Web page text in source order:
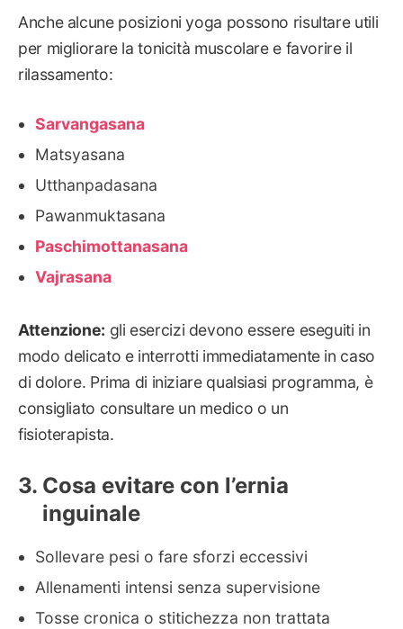
Anche alcune posizioni yoga possono risultare utili
per migliorare la tonicità muscolare e favorire il
rilassamento:
Sarvangasana
Matsyasana
Utthanpadasana
Pawanmuktasana
Paschimottanasana
Vajrasana
Attenzione: gli esercizi devono essere eseguiti in
modo delicato e interrotti immediatamente in caso
di dolore. Prima di iniziare qualsiasi programma, è
consigliato consultare un medico o un
fisioterapista.
Cosa evitare con l’ernia
inguinale
Sollevare pesi o fare sforzi eccessivi
Allenamenti intensi senza supervisione
Tosse cronica o stitichezza non trattata